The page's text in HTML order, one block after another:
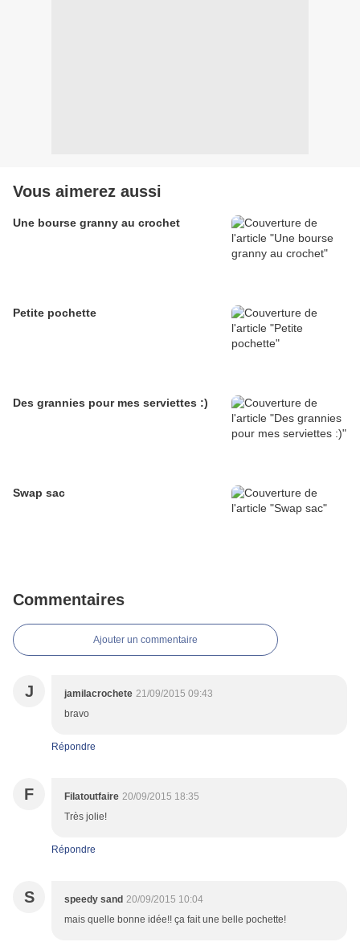
Vous aimerez aussi
Une bourse granny au crochet
Petite pochette
Des grannies pour mes serviettes :)
Swap sac
Commentaires
Ajouter un commentaire
J jamilacrochete 21/09/2015 09:43
bravo
Répondre
F Filatoutfaire 20/09/2015 18:35
Très jolie!
Répondre
S speedy sand 20/09/2015 10:04
mais quelle bonne idée!! ça fait une belle pochette!